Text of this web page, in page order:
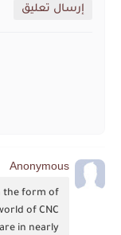
إرسال تعليق
Anonymous
of CNC
in nearly